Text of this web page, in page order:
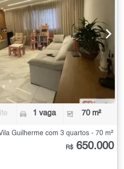
1 vaga 70 m²
Guilherme com 3 quartos - 70 m²
R$ 650.000